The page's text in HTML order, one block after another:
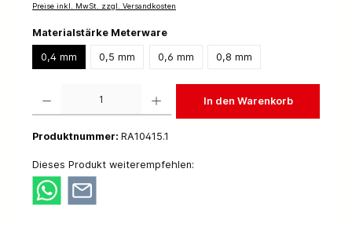
Preise inkl. MwSt. zzgl. Versandkosten
Materialstärke Meterware
0,4 mm 0,5 mm 0,6 mm 0,8 mm
In den Warenkorb
Produktnummer: RA10415.1
Dieses Produkt weiterempfehlen: